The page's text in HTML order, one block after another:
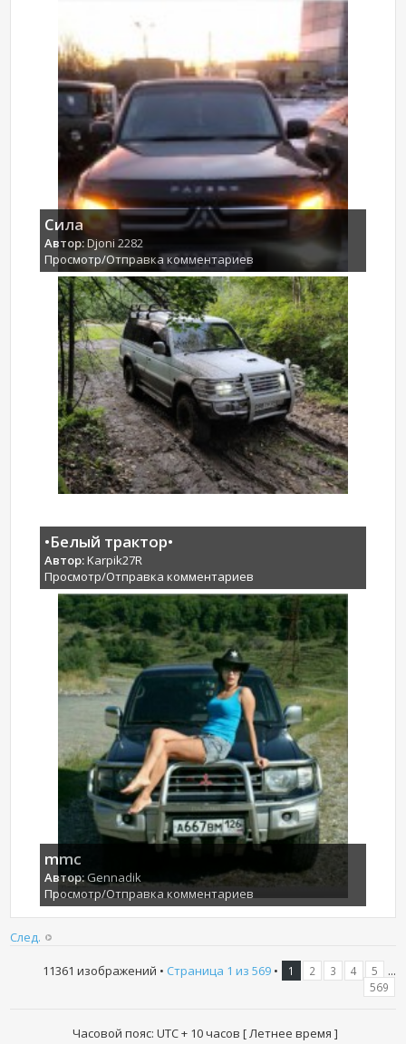
Сила
Автор:Djoni 2282
Просмотр/Отправка комментариев
•Белый трактор•
Автор:Karpik27R
Просмотр/Отправка комментариев
mmc
Автор:Gennadik
Просмотр/Отправка комментариев
След.
11361 изображений • Страница 1 из 569• 1 2 3 4 5 ...
569
Часовой пояс: UTC + 10 часов [ Летнее время ]